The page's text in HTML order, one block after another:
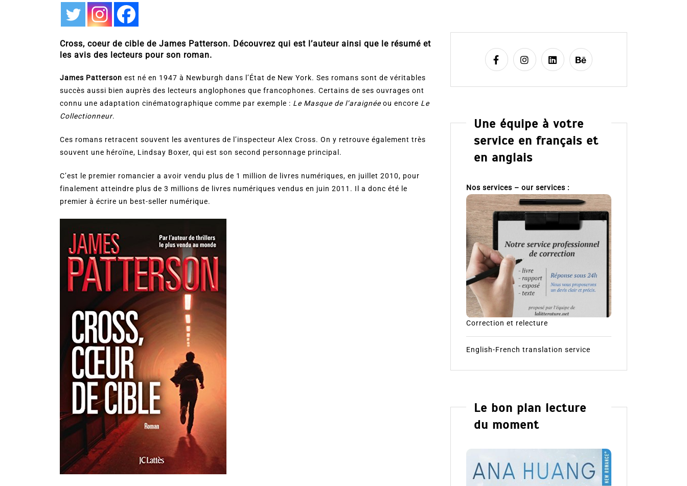
Cross, coeur de cible de James Patterson. Découvrez qui est l’auteur ainsi que le résumé et
les avis des lecteurs pour son roman.
James Patterson est né en 1947 à Newburgh dans l’État de New York. Ses romans sont de véritables
succès aussi bien auprès des lecteurs anglophones que francophones. Certains de ses ouvrages ont
connu une adaptation cinématographique comme par exemple : Le Masque de l’araignée ou encore Le
Collectionneur.
Ces romans retracent souvent les aventures de l’inspecteur Alex Cross. On y retrouve également très
souvent une héroïne, Lindsay Boxer, qui est son second personnage principal.
C’est le premier romancier a avoir vendu plus de 1 million de livres numériques, en juillet 2010, pour
finalement atteindre plus de 3 millions de livres numériques vendus en juin 2011. Il a donc été le
premier à écrire un best-seller numérique.
Une équipe à votre
service en français et
en anglais
Nos services – our services :
Correction et relecture
English-French translation service
Le bon plan lecture
du moment